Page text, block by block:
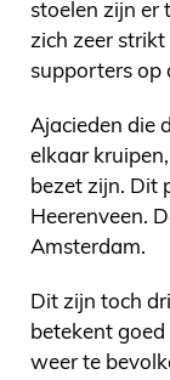
stoelen zijn er
zich zeer
supporters op
Ajacieden die
elkaar
bezet zijn. Dit
Heerenveen.
Amsterdam.
Dit zijn toch
betekent
weer te